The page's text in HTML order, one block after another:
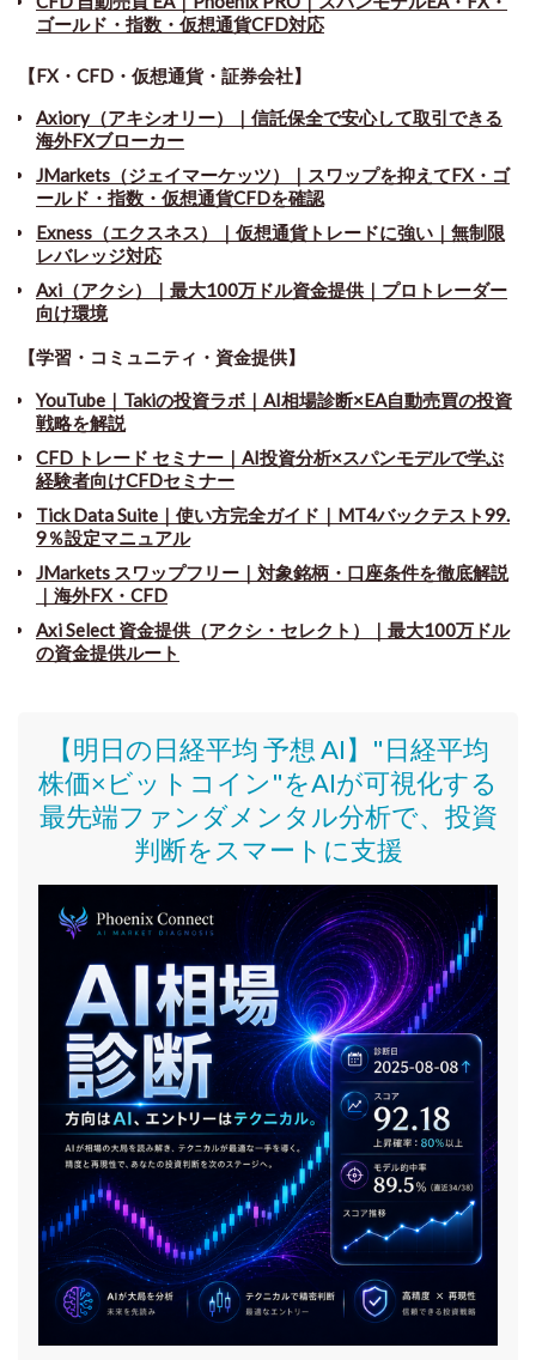
ゴールド・指数・仮想通貨CFD対応
【FX・CFD・仮想通貨・証券会社】
Axiory（アキシオリー）｜信託保全で安心して取引できる
海外FXブローカー
JMarkets（ジェイマーケッツ）｜スワップを抑えてFX・ゴ
ールド・指数・仮想通貨CFDを確認
Exness（エクスネス）｜仮想通貨トレードに強い｜無制限
レバレッジ対応
Axi（アクシ）｜最大100万ドル資金提供｜プロトレーダー
向け環境
【学習・コミュニティ・資金提供】
YouTube｜Takiの投資ラボ｜AI相場診断×EA自動売買の投資
戦略を解説
CFD トレード セミナー ｜ AI投資分析×スパンモデルで学ぶ
経験者向けCFDセミナー
Tick Data Suite ｜ 使い方完全ガイド｜MT4バックテスト99.
9％設定マニュアル
JMarkets スワップフリー ｜ 対象銘柄・口座条件を徹底解説
｜海外FX・CFD
Axi Select 資金提供（アクシ・セレクト）｜最大100万ドル
の資金提供ルート
【明日の日経平均 予想 AI】"日経平均
株価×ビットコイン"をAIが可視化する
最先端ファンダメンタル分析で、投資
判断をスマートに支援